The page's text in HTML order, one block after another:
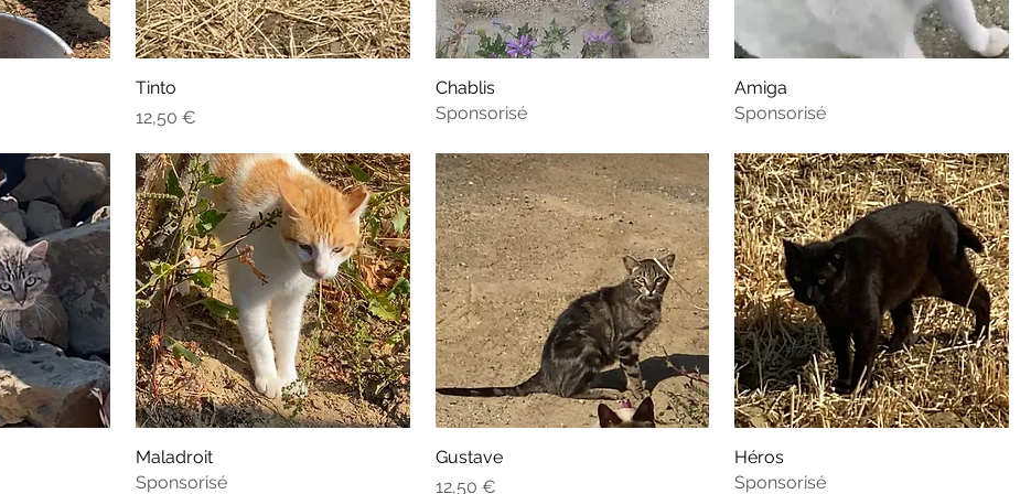
Tinto
Prix
12,50 €
Chablis
Sponsorisé
Amiga
Sponsorisé
Maladroit
Sponsorisé
Gustave
Prix
12,50 €
Héros
Sponsorisé